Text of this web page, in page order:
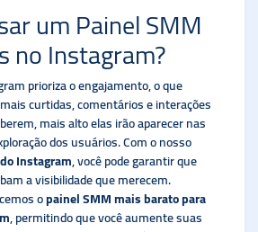
um Painel SMM
no Instagram?
prioriza o engajamento, o que
curtidas, comentários e interações
mais alto elas irão aparecer nas
dos usuários. Com o nosso
Instagram, você pode garantir que
a visibilidade que merecem.
opainel SMM mais barato para
, permitindo que você aumente suas